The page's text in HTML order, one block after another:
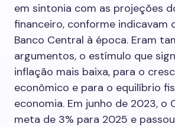
em sintonia com as projeções
financeiro, conforme indicavam
Banco Central à época. Eram
argumentos, o estímulo que
inflação mais baixa, para o
econômico e para o equilíbrio
economia. Em junho de 2023, o
meta de 3% para 2025 e